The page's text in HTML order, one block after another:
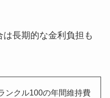
長期的な金利負担も
ンクル100の年間維持費